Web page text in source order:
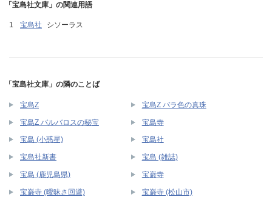
「宝島社文庫」の関連用語
宝島社 シソーラス
「宝島社文庫」の隣のことば
宝島Z 宝島Z バラ色の真珠
宝島Z バルバロスの秘宝 宝島寺
宝島 (小惑星) 宝島社
宝島社新書 宝島 (雑誌)
宝島 (鹿児島県) 宝巌寺
宝巌寺 (曖昧さ回避) 宝巌寺 (松山市)